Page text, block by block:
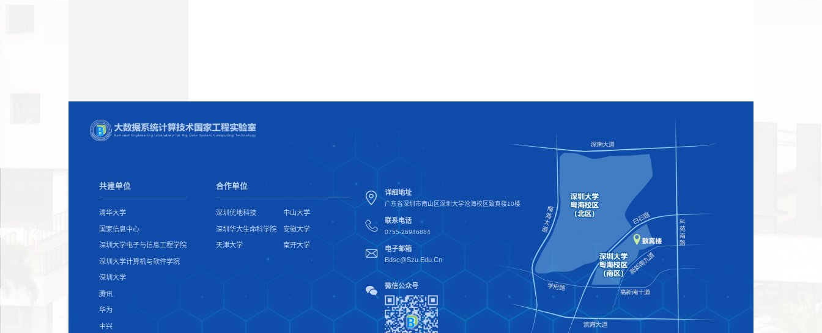
共建单位
清华大学
国家信息中心
深圳大学电子与信息工程学院
深圳大学计算机与软件学院
深圳大学
腾讯
华为
中兴
合作单位
深圳优地科技 中山大学
深圳华大生命科学院 安徽大学
天津大学 南开大学
详细地址
广东省深圳市南山区深圳大学沧海校区致真楼10楼
联系电话
0755-26946884
电子邮箱
Bdsc@Szu.Edu.Cn
微信公众号